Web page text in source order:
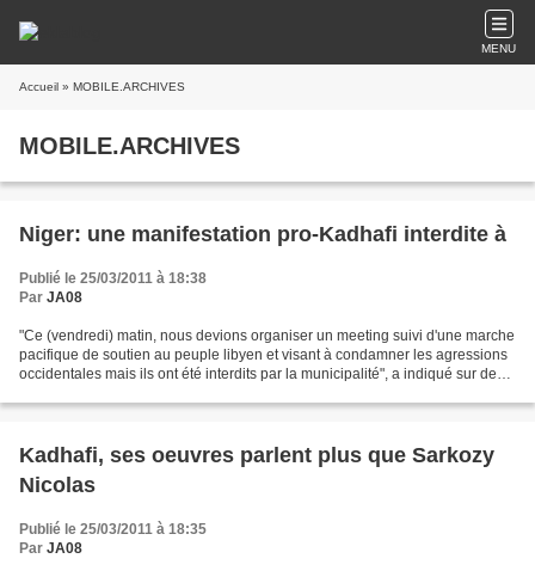
MENU
Accueil » MOBILE.ARCHIVES
MOBILE.ARCHIVES
Niger: une manifestation pro-Kadhafi interdite à
Publié le 25/03/2011 à 18:38
Par JA08
"Ce (vendredi) matin, nous devions organiser un meeting suivi d'une marche
pacifique de soutien au peuple libyen et visant à condamner les agressions
occidentales mais ils ont été interdits par la municipalité", a indiqué sur des
Kadhafi, ses oeuvres parlent plus que Sarkozy
Nicolas
Publié le 25/03/2011 à 18:35
Par JA08